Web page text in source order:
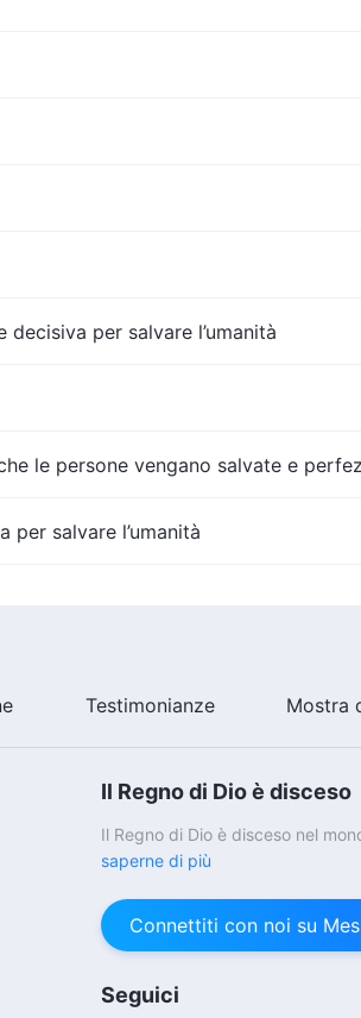
per salvare l’umanità
le persone vengano salvate e
per salvare l’umanità
Testimonianze Mostra
Il Regno di Dio è disceso
Il Regno di Dio è disceso nel
saperne di più
Connettiti con noi su
Seguici